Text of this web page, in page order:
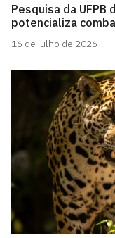
Pesquisa da
potencializa
16 de julho de 2026